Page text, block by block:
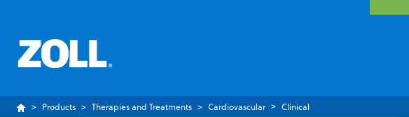
Products Therapies and Treatments Cardiovascular Clinical